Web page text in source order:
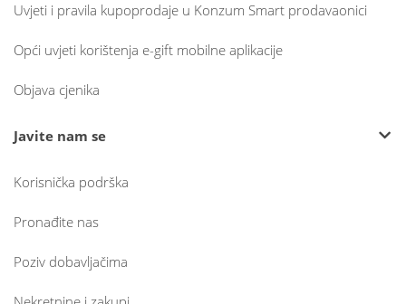
Uvjeti i pravila kupoprodaje u Konzum Smart prodavaonici
Opći uvjeti korištenja e-gift mobilne aplikacije
Objava cjenika
Javite nam se
Korisnička podrška
Pronađite nas
Poziv dobavljačima